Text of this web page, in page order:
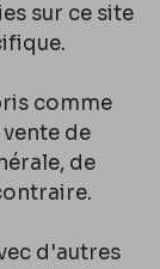
sur ce site
comme
de
de
d'autres